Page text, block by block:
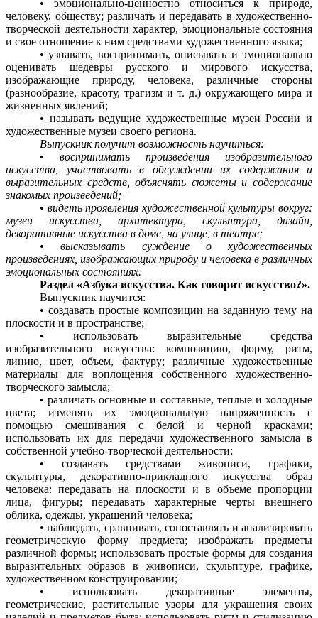
• эмоционально-ценностно относиться к природе,
человеку, обществу; различать и передавать в художественно-
творческой деятельности характер, эмоциональные состояния
и свое отношение к ним средствами художественного языка;
• узнавать, воспринимать, описывать и эмоционально
оценивать шедевры русского и мирового искусства,
изображающие природу, человека, различные стороны
(разнообразие, красоту, трагизм и т. д.) окружающего мира и
жизненных явлений;
• называть ведущие художественные музеи России и
художественные музеи своего региона.
Выпускник получит возможность научиться:
• воспринимать произведения изобразительного
искусства, участвовать в обсуждении их содержания и
выразительных средств, объяснять сюжеты и содержание
знакомых произведений;
• видеть проявления художественной культуры вокруг:
музеи искусства, архитектура, скульптура, дизайн,
декоративные искусства в доме, на улице, в театре;
• высказывать суждение о художественных
произведениях, изображающих природу и человека в различных
эмоциональных состояниях.
Раздел «Азбука искусства. Как говорит искусство?».
Выпускник научится:
• создавать простые композиции на заданную тему на
плоскости и в пространстве;
• использовать выразительные средства
изобразительного искусства: композицию, форму, ритм,
линию, цвет, объем, фактуру; различные художественные
материалы для воплощения собственного художественно-
творческого замысла;
• различать основные и составные, теплые и холодные
цвета; изменять их эмоциональную напряженность с
помощью смешивания с белой и черной красками;
использовать их для передачи художественного замысла в
собственной учебно-творческой деятельности;
• создавать средствами живописи, графики,
скульптуры, декоративно-прикладного искусства образ
человека: передавать на плоскости и в объеме пропорции
лица, фигуры; передавать характерные черты внешнего
облика, одежды, украшений человека;
• наблюдать, сравнивать, сопоставлять и анализировать
геометрическую форму предмета; изображать предметы
различной формы; использовать простые формы для создания
выразительных образов в живописи, скульптуре, графике,
художественном конструировании;
• использовать декоративные элементы,
геометрические, растительные узоры для украшения своих